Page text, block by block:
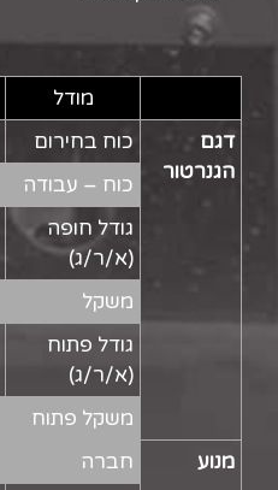
מודל
דגם
הגנרטור
כוח בחירום
כוח – עבודה
גודל חופה
(א/ר/ג)
משקל
גודל פתוח
(א/ר/ג)
משקל פתוח
מנוע
חברה